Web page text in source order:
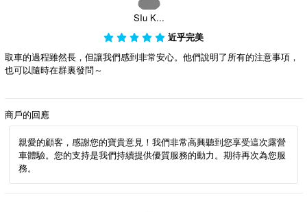
SIu K...
近乎完美
取車的過程雖然長，但讓我們感到非常安心。他們說明了所有的注意事項，
也可以隨時在群裏發問～
商戶的回應
親愛的顧客，感謝您的寶貴意見！我們非常高興聽到您享受這次露營
車體驗。您的支持是我們持續提供優質服務的動力。期待再次為您服
務。